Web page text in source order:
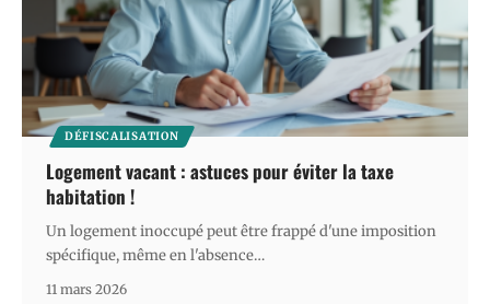
DÉFISCALISATION
Logement vacant : astuces pour éviter la taxe
habitation !
Un logement inoccupé peut être frappé d'une imposition
spécifique, même en l'absence…
11 mars 2026